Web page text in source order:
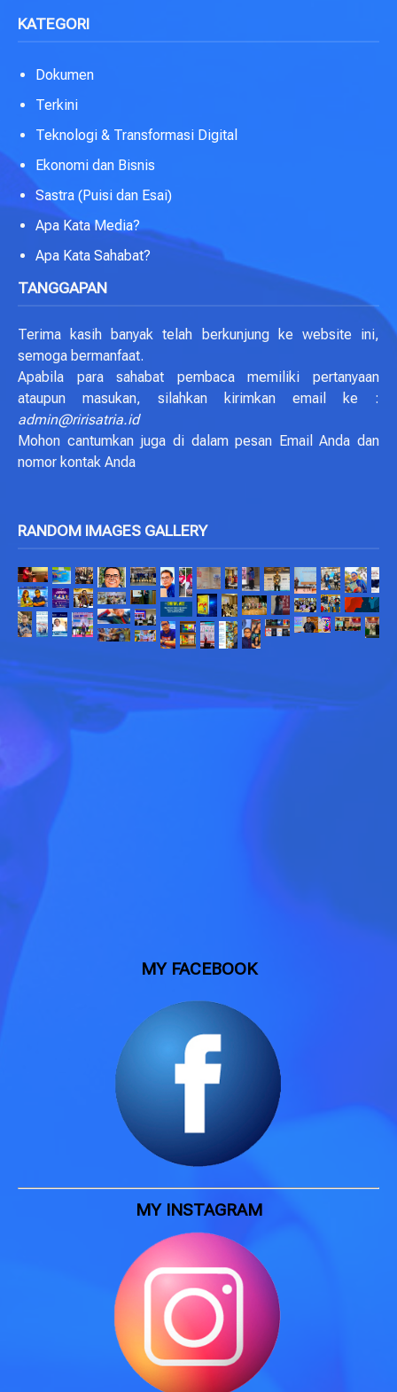
KATEGORI
Dokumen
Terkini
Teknologi & Transformasi Digital
Ekonomi dan Bisnis
Sastra (Puisi dan Esai)
Apa Kata Media?
Apa Kata Sahabat?
TANGGAPAN
Terima kasih banyak telah berkunjung ke website ini,
semoga bermanfaat.
Apabila para sahabat pembaca memiliki pertanyaan
ataupun masukan, silahkan kirimkan email ke :
admin@ririsatria.id
Mohon cantumkan juga di dalam pesan Email Anda dan
nomor kontak Anda
RANDOM IMAGES GALLERY
MY FACEBOOK
MY INSTAGRAM